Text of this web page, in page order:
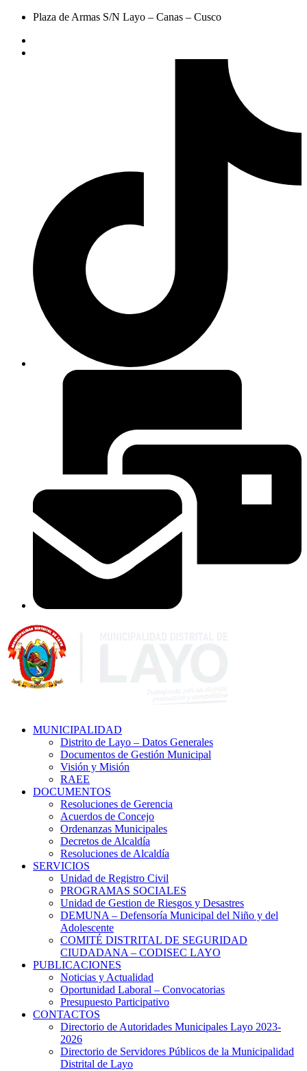
Plaza de Armas S/N Layo – Canas – Cusco
MUNICIPALIDAD
Distrito de Layo – Datos Generales
Documentos de Gestión Municipal
Visión y Misión
RAEE
DOCUMENTOS
Resoluciones de Gerencia
Acuerdos de Concejo
Ordenanzas Municipales
Decretos de Alcaldía
Resoluciones de Alcaldía
SERVICIOS
Unidad de Registro Civil
PROGRAMAS SOCIALES
Unidad de Gestion de Riesgos y Desastres
DEMUNA – Defensoría Municipal del Niño y del
Adolescente
COMITÉ DISTRITAL DE SEGURIDAD
CIUDADANA – CODISEC LAYO
PUBLICACIONES
Noticias y Actualidad
Oportunidad Laboral – Convocatorias
Presupuesto Participativo
CONTACTOS
Directorio de Autoridades Municipales Layo 2023-
2026
Directorio de Servidores Públicos de la Municipalidad
Distrital de Layo